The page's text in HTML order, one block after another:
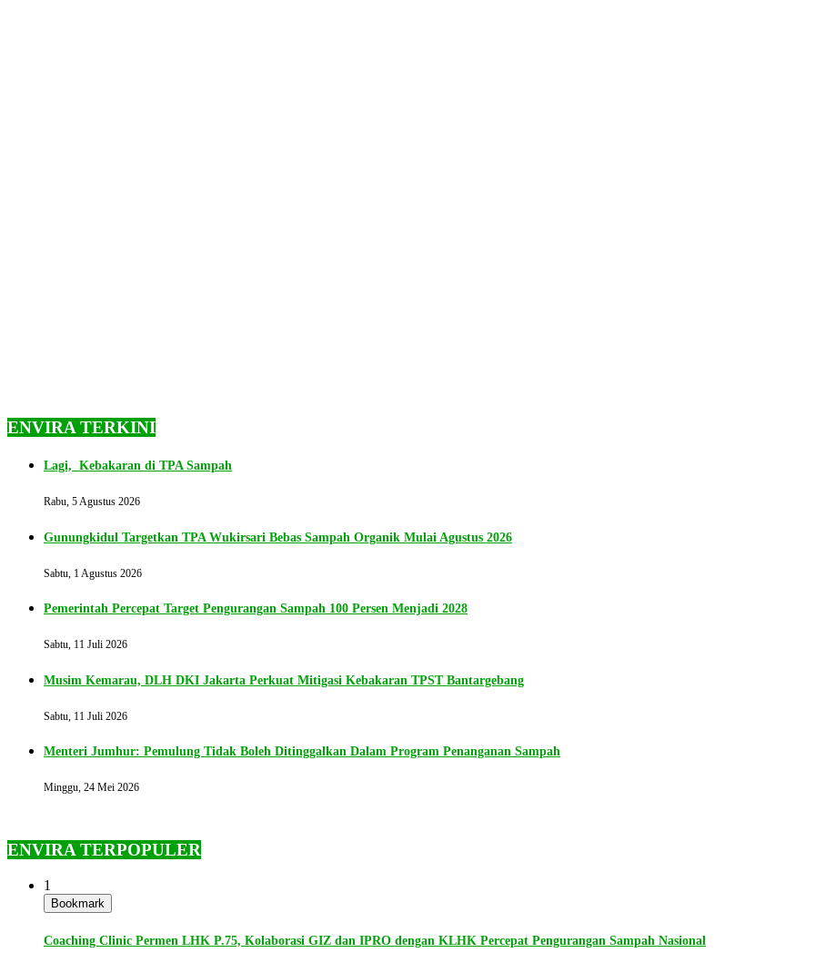
ENVIRA TERKINI
Lagi, Kebakaran di TPA Sampah
Rabu, 5 Agustus 2026
Gunungkidul Targetkan TPA Wukirsari Bebas Sampah Organik Mulai Agustus 2026
Sabtu, 1 Agustus 2026
Pemerintah Percepat Target Pengurangan Sampah 100 Persen Menjadi 2028
Sabtu, 11 Juli 2026
Musim Kemarau, DLH DKI Jakarta Perkuat Mitigasi Kebakaran TPST Bantargebang
Sabtu, 11 Juli 2026
Menteri Jumhur: Pemulung Tidak Boleh Ditinggalkan Dalam Program Penanganan Sampah
Minggu, 24 Mei 2026
ENVIRA TERPOPULER
1
Bookmark
Coaching Clinic Permen LHK P.75, Kolaborasi GIZ dan IPRO dengan KLHK Percepat Pengurangan Sampah Nasional